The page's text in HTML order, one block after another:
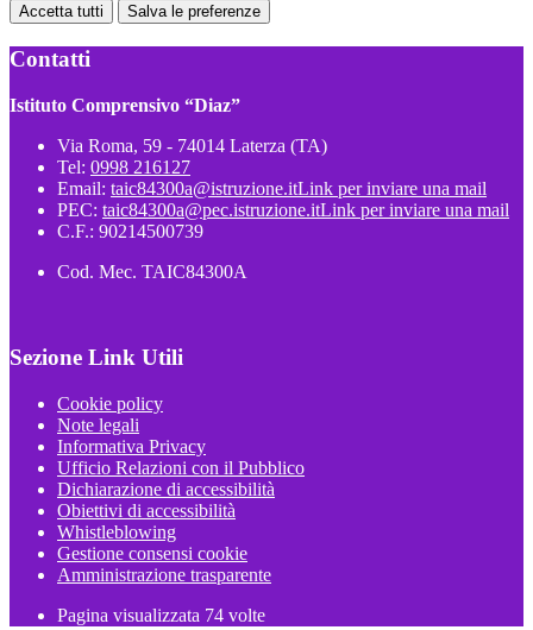
Accetta tutti Salva le preferenze
Contatti
Istituto Comprensivo “Diaz”
Via Roma, 59 - 74014 Laterza (TA)
Tel: 0998 216127
Email: taic84300a@istruzione.itLink per inviare una mail
PEC: taic84300a@pec.istruzione.itLink per inviare una mail
C.F.: 90214500739
Cod. Mec. TAIC84300A
Sezione Link Utili
Cookie policy
Note legali
Informativa Privacy
Ufficio Relazioni con il Pubblico
Dichiarazione di accessibilità
Obiettivi di accessibilità
Whistleblowing
Gestione consensi cookie
Amministrazione trasparente
Pagina visualizzata 74 volte